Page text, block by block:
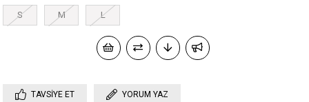
S M L
TAVSIYE ET YORUM YAZ